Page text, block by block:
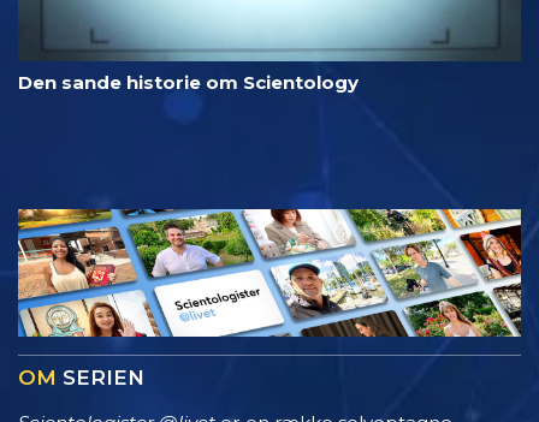
Den sande historie om Scientology
OM SERIEN